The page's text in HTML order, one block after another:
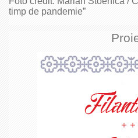
timp de pandemie”